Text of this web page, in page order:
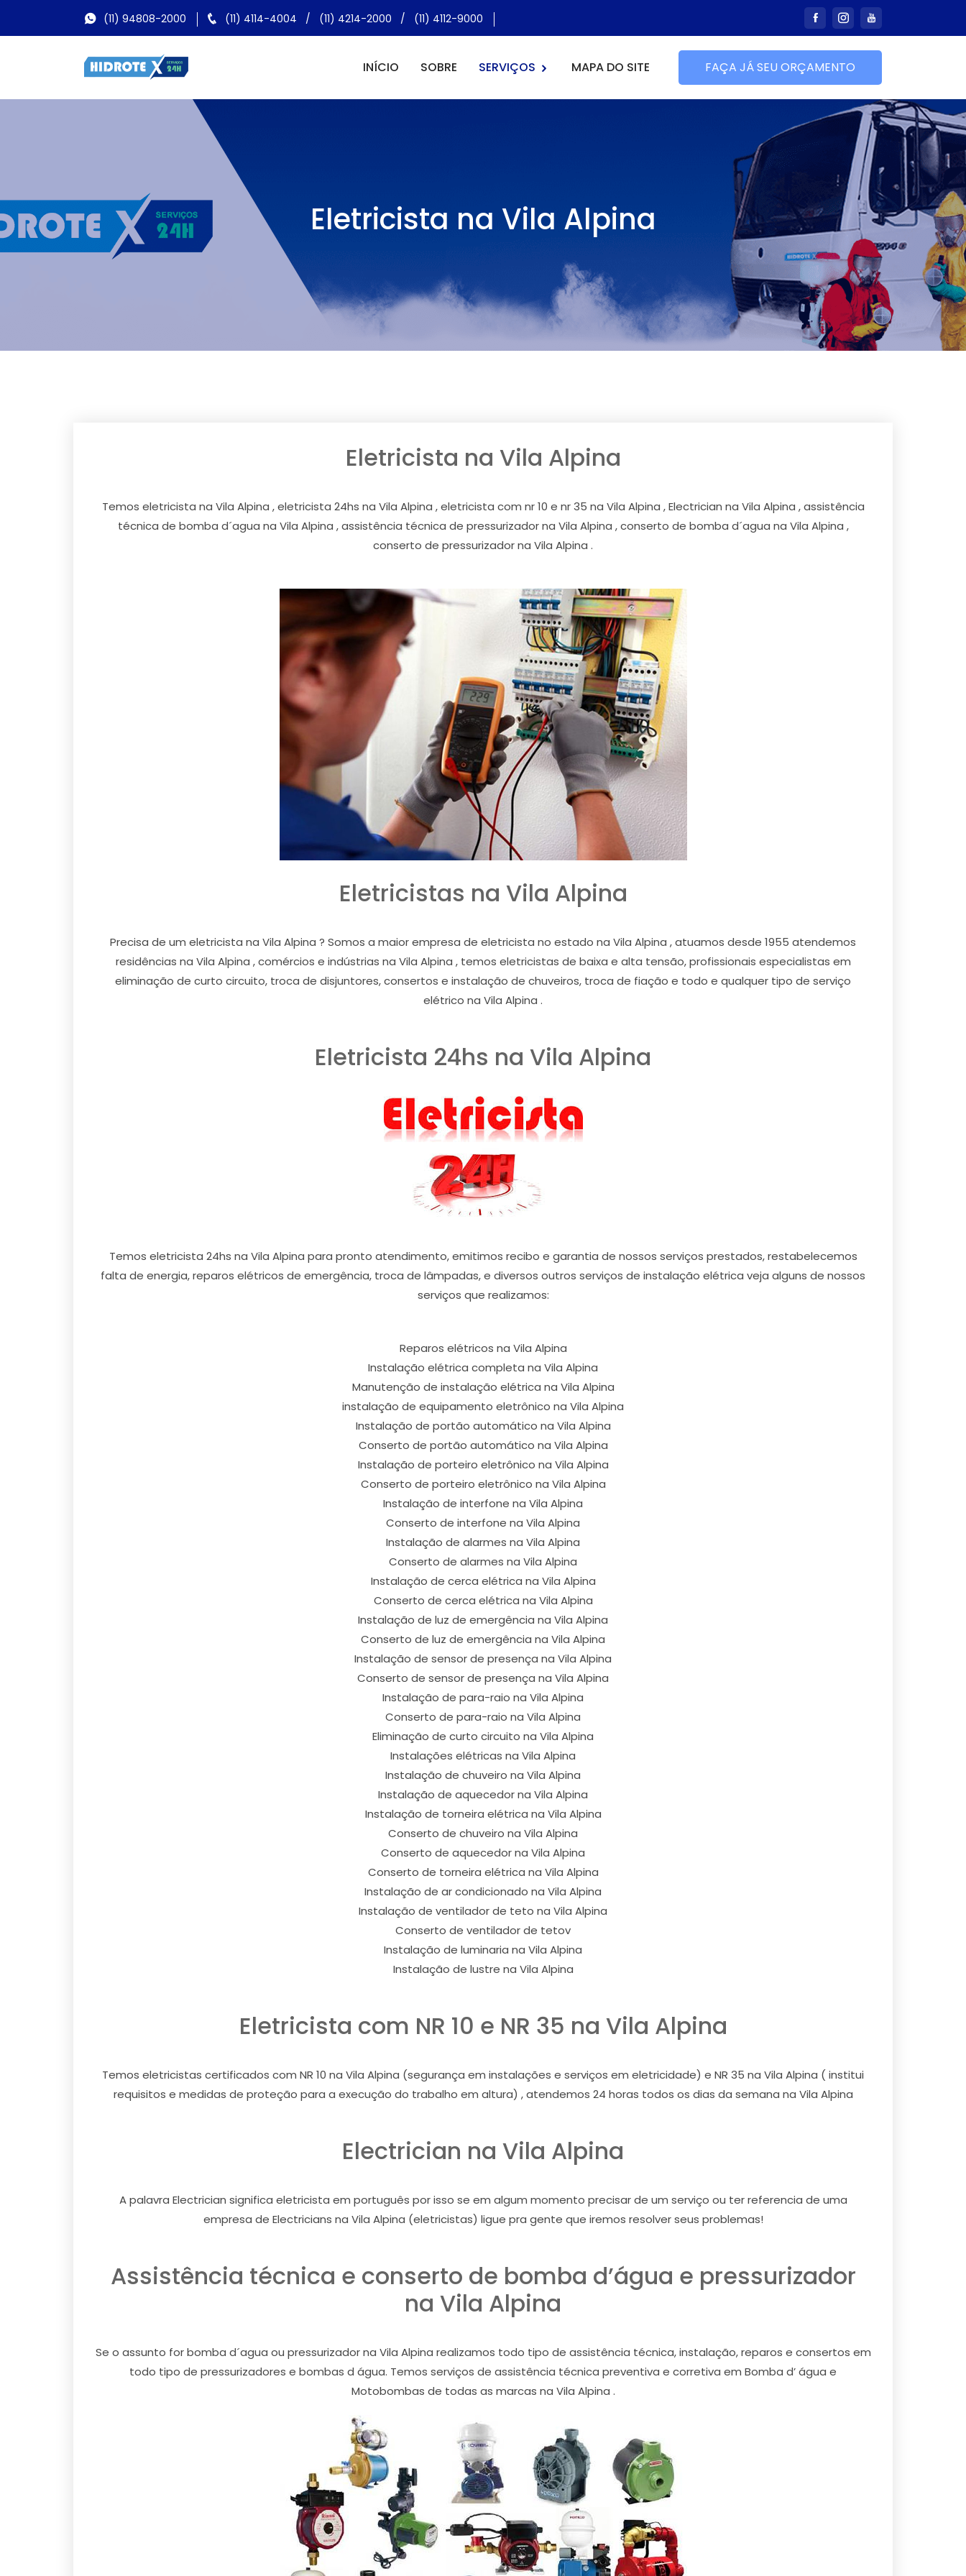
(11) 94808-2000 (11) 4114-4004 / (11) 4214-2000 / (11) 4112-9000
INÍCIO SOBRE SERVIÇOS MAPA DO SITE FAÇA JÁ SEU ORÇAMENTO
Eletricista na Vila Alpina
Eletricista na Vila Alpina
Temos eletricista na Vila Alpina , eletricista 24hs na Vila Alpina , eletricista com nr 10 e nr 35 na Vila Alpina , Electrician na Vila Alpina , assistência
técnica de bomba d´agua na Vila Alpina , assistência técnica de pressurizador na Vila Alpina , conserto de bomba d´agua na Vila Alpina ,
conserto de pressurizador na Vila Alpina .
Eletricistas na Vila Alpina
Precisa de um eletricista na Vila Alpina ? Somos a maior empresa de eletricista no estado na Vila Alpina , atuamos desde 1955 atendemos
residências na Vila Alpina , comércios e indústrias na Vila Alpina , temos eletricistas de baixa e alta tensão, profissionais especialistas em
eliminação de curto circuito, troca de disjuntores, consertos e instalação de chuveiros, troca de fiação e todo e qualquer tipo de serviço
elétrico na Vila Alpina .
Eletricista 24hs na Vila Alpina
Temos eletricista 24hs na Vila Alpina para pronto atendimento, emitimos recibo e garantia de nossos serviços prestados, restabelecemos
falta de energia, reparos elétricos de emergência, troca de lâmpadas, e diversos outros serviços de instalação elétrica veja alguns de nossos
serviços que realizamos:
Reparos elétricos na Vila Alpina
Instalação elétrica completa na Vila Alpina
Manutenção de instalação elétrica na Vila Alpina
instalação de equipamento eletrônico na Vila Alpina
Instalação de portão automático na Vila Alpina
Conserto de portão automático na Vila Alpina
Instalação de porteiro eletrônico na Vila Alpina
Conserto de porteiro eletrônico na Vila Alpina
Instalação de interfone na Vila Alpina
Conserto de interfone na Vila Alpina
Instalação de alarmes na Vila Alpina
Conserto de alarmes na Vila Alpina
Instalação de cerca elétrica na Vila Alpina
Conserto de cerca elétrica na Vila Alpina
Instalação de luz de emergência na Vila Alpina
Conserto de luz de emergência na Vila Alpina
Instalação de sensor de presença na Vila Alpina
Conserto de sensor de presença na Vila Alpina
Instalação de para-raio na Vila Alpina
Conserto de para-raio na Vila Alpina
Eliminação de curto circuito na Vila Alpina
Instalações elétricas na Vila Alpina
Instalação de chuveiro na Vila Alpina
Instalação de aquecedor na Vila Alpina
Instalação de torneira elétrica na Vila Alpina
Conserto de chuveiro na Vila Alpina
Conserto de aquecedor na Vila Alpina
Conserto de torneira elétrica na Vila Alpina
Instalação de ar condicionado na Vila Alpina
Instalação de ventilador de teto na Vila Alpina
Conserto de ventilador de tetov
Instalação de luminaria na Vila Alpina
Instalação de lustre na Vila Alpina
Eletricista com NR 10 e NR 35 na Vila Alpina
Temos eletricistas certificados com NR 10 na Vila Alpina (segurança em instalações e serviços em eletricidade) e NR 35 na Vila Alpina ( institui
requisitos e medidas de proteção para a execução do trabalho em altura) , atendemos 24 horas todos os dias da semana na Vila Alpina
Electrician na Vila Alpina
A palavra Electrician significa eletricista em português por isso se em algum momento precisar de um serviço ou ter referencia de uma
empresa de Electricians na Vila Alpina (eletricistas) ligue pra gente que iremos resolver seus problemas!
Assistência técnica e conserto de bomba d’água e pressurizador
na Vila Alpina
Se o assunto for bomba d´agua ou pressurizador na Vila Alpina realizamos todo tipo de assistência técnica, instalação, reparos e consertos em
todo tipo de pressurizadores e bombas d água. Temos serviços de assistência técnica preventiva e corretiva em Bomba d’ água e
Motobombas de todas as marcas na Vila Alpina .